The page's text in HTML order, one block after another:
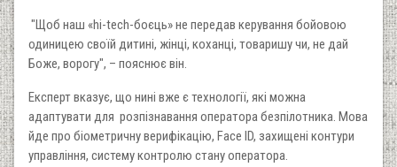
"Щоб наш «hi-tech-боєць» не передав керування бойовою
одиницею своїй дитині, жінці, коханці, товаришу чи, не дай
Боже, ворогу", – пояснює він.
Експерт вказує, що нині вже є технології, які можна
адаптувати для розпізнавання оператора безпілотника. Мова
йде про біометричну верифікацію, Face ID, захищені контури
управління, систему контролю стану оператора.